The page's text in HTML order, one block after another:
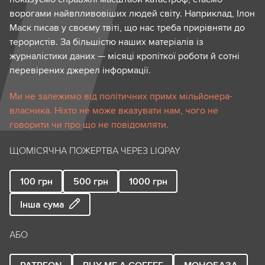
ворогами найвпливовіших людей світу. Наприклад, Ілон
Маск писав у своєму твіті, що нас треба прирівняти до
терористів. За більшістю наших матеріалів із
журналістики даних — місяці кропіткої роботи й сотні
перевірених джерел інформації.
Ми не залежимо від політичних примх мільйонера-
власника. Ніхто не може вказувати нам, чого не
говорити чи про що не повідомляти.
ЩОМІСЯЧНА ПОЖЕРТВА ЧЕРЕЗ LIQPAY
100 грн 500 грн 1000 грн
Інша сума
АБО